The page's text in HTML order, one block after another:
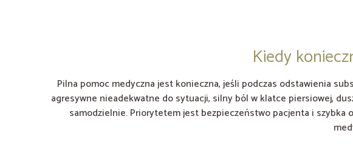
Kiedy
Pilna pomoc medyczna jest konieczna, jeśli podczas odstawienia
agresywne nieadekwatne do sytuacji, silny ból w klatce piersiowej,
samodzielnie. Priorytetem jest bezpieczeństwo pacjenta i szybka